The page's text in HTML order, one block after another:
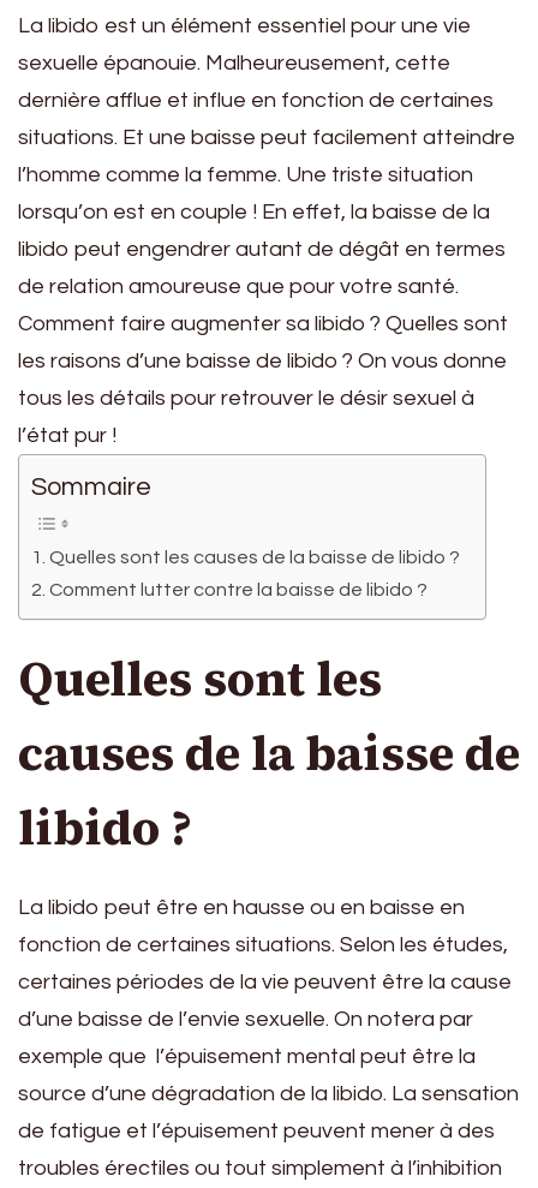
La libido est un élément essentiel pour une vie
sexuelle épanouie. Malheureusement, cette
dernière afflue et influe en fonction de certaines
situations. Et une baisse peut facilement atteindre
l’homme comme la femme. Une triste situation
lorsqu’on est en couple ! En effet, la baisse de la
libido peut engendrer autant de dégât en termes
de relation amoureuse que pour votre santé.
Comment faire augmenter sa libido ? Quelles sont
les raisons d’une baisse de libido ? On vous donne
tous les détails pour retrouver le désir sexuel à
l’état pur !
Sommaire
Quelles sont les causes de la baisse de libido ?
Comment lutter contre la baisse de libido ?
Quelles sont les
causes de la baisse de
libido ?
La libido peut être en hausse ou en baisse en
fonction de certaines situations. Selon les études,
certaines périodes de la vie peuvent être la cause
d’une baisse de l’envie sexuelle. On notera par
exemple que l’épuisement mental peut être la
source d’une dégradation de la libido. La sensation
de fatigue et l’épuisement peuvent mener à des
troubles érectiles ou tout simplement à l’inhibition